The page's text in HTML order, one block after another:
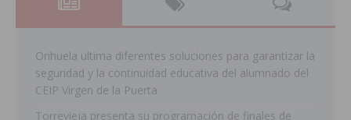
Orihuela ultima diferentes soluciones para garantizar la
seguridad y la continuidad educativa del alumnado del
CEIP Virgen de la Puerta
Torrevieja presenta su programación de finales de